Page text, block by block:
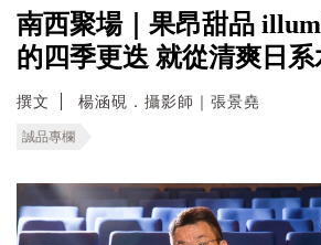
南西聚場｜果昂甜品
的四季更迭 就從清爽日
撰文 楊涵硯．攝影師｜張景堯
誠品專欄